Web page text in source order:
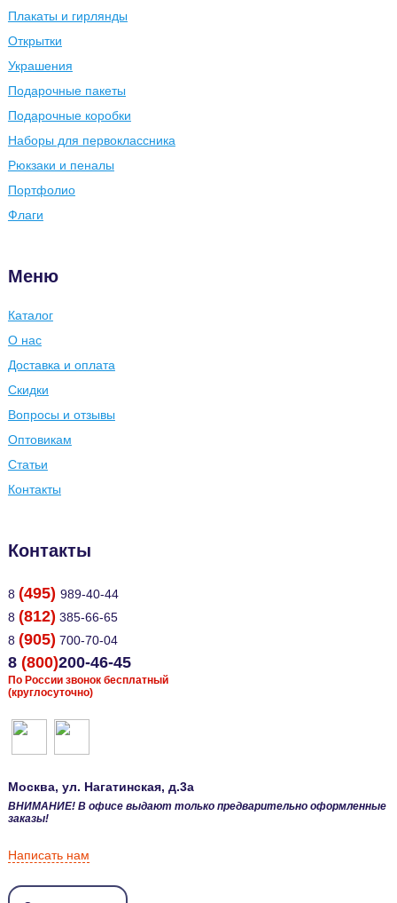
Плакаты и гирлянды
Открытки
Украшения
Подарочные пакеты
Подарочные коробки
Наборы для первоклассника
Рюкзаки и пеналы
Портфолио
Флаги
Меню
Каталог
О нас
Доставка и оплата
Скидки
Вопросы и отзывы
Оптовикам
Статьи
Контакты
Контакты
8 (495) 989-40-44
8 (812) 385-66-65
8 (905) 700-70-04
8 (800)200-46-45
По России звонок бесплатный
(круглосуточно)
Москва, ул. Нагатинская, д.3а
ВНИМАНИЕ! В офисе выдают только предварительно оформленные
заказы!
Написать нам